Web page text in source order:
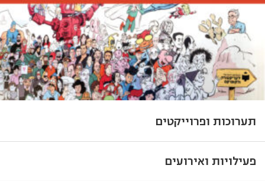
תערוכות ופרוייקטים
פעילויות ואירועים